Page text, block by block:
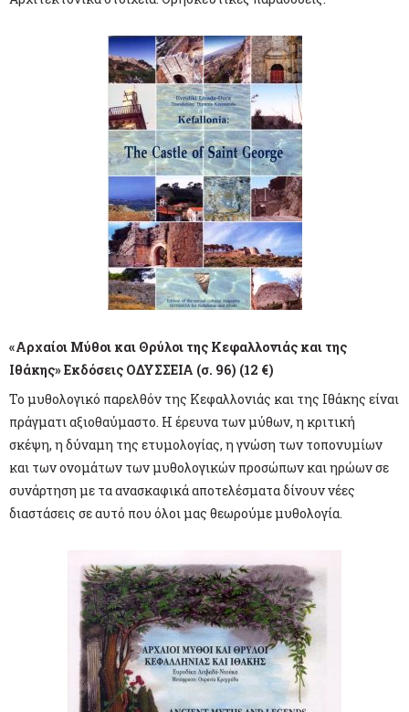
«Αρχαίοι Μύθοι και Θρύλοι της Κεφαλλονιάς και της
Ιθάκης» Εκδόσεις ΟΔΥΣΣΕΙΑ (σ. 96) (12 €)
Το μυθολογικό παρελθόν της Κεφαλλονιάς και της Ιθάκης είναι
πράγματι αξιοθαύμαστο. Η έρευνα των μύθων, η κριτική
σκέψη, η δύναμη της ετυμολογίας, η γνώση των τοπονυμίων
και των ονομάτων των μυθολογικών προσώπων και ηρώων σε
συνάρτηση με τα ανασκαφικά αποτελέσματα δίνουν νέες
διαστάσεις σε αυτό που όλοι μας θεωρούμε μυθολογία.